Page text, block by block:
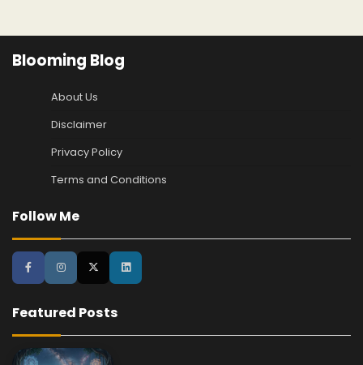
Blooming Blog
About Us
Disclaimer
Privacy Policy
Terms and Conditions
Follow Me
Featured Posts